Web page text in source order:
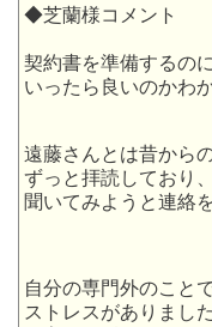
◆芝蘭様コメント
契約書を準備するの
いったら良いのかわ
遠藤さんとは昔から
ずっと拝読しており
聞いてみようと連絡
自分の専門外のこと
ストレスがありまし